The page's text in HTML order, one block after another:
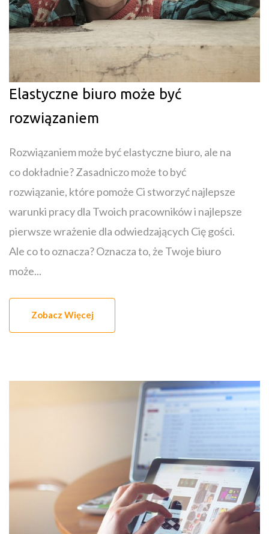
Elastyczne biuro może być
rozwiązaniem
Rozwiązaniem może być elastyczne biuro, ale na
co dokładnie? Zasadniczo może to być
rozwiązanie, które pomoże Ci stworzyć najlepsze
warunki pracy dla Twoich pracowników i najlepsze
pierwsze wrażenie dla odwiedzających Cię gości.
Ale co to oznacza? Oznacza to, że Twoje biuro
może...
Zobacz Więcej